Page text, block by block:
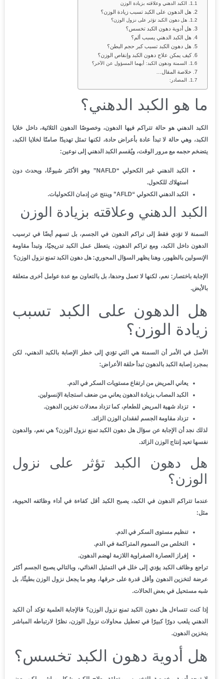
الكبد الدهني وعلاقته بزيادة الوزن
هل الدهون على الكبد تسبب زيادة الوزن؟
هل دهون الكبد تؤثر على نزول الوزن؟
هل أدوية دهون الكبد تخسس؟
هل الكبد الدهني يسبب ألم؟
هل دهون الكبد تسبب كبر حجم البطن؟
كيف يمكن علاج دهون الكبد وإنقاص الوزن؟
السمنة ودهون الكبد: أيهما المسؤول عن الآخر؟
خلاصة المقال…
المصادر:
ما هو الكبد الدهني؟
الكبد الدهني هو حالة تتراكم فيها الدهون، وخصوصًا الدهون الثلاثية، داخل خلايا
الكبد، وهي حالة لا تبدأ عادة بأعراض حادة، لكنها تمثل تهديدًا صامتًا لخلايا الكبد،
يتضخم حجمه مع مرور الوقت، ويُقسم الكبد الدهني إلى نوعين:
الكبد الدهني غير الكحولي “NAFLD” وهو الأكثر شيوعًا، ويحدث دون
استهلاك للكحول.
الكبد الدهني الكحولي “AFLD” وينتج عن إدمان الكحوليات.
الكبد الدهني وعلاقته بزيادة الوزن
السمنة لا تؤدي فقط إلى تراكم الدهون في الجسم، بل تسهم أيضًا في ترسيب
الدهون داخل الكبد، ومع تراكم الدهون، يتعطل عمل الكبد تدريجيًا، وتبدأ مقاومة
الإنسولين بالظهور، وهنا يظهر السؤال المحوري: هل دهون الكبد تمنع نزول الوزن؟
الإجابة باختصار: نعم، لكنها لا تعمل وحدها، بل بالتعاون مع عدة عوامل أخرى متعلقة
بالأيض.
هل الدهون على الكبد تسبب
زيادة الوزن؟
الأصل في الأمر أن السمنة هي التي تؤدي إلى خطر الإصابة بالكبد الدهني، لكن
بمجرد إصابة الكبد بالدهون تبدأ حلقة الأعراض:
يعاني المريض من ارتفاع مستويات السكر في الدم.
الكبد المصاب بزيادة الدهون يعاني من ضعف استجابة الإنسولين.
تزداد شهية المريض للطعام، كما تزداد معدلات تخزين الدهون.
تزداد مقاومة الجسم لفقدان الوزن الزائد.
لذلك نجد أن الإجابة عن سؤال هل دهون الكبد تمنع نزول الوزن؟ هي نعم، والدهون
نفسها تعيد إنتاج الوزن الزائد.
هل دهون الكبد تؤثر على نزول
الوزن؟
عندما تتراكم الدهون في الكبد، يصبح الكبد أقل كفاءة في أداء وظائفه الحيوية،
مثل:
تنظيم مستوى السكر في الدم.
التخلص من السموم المتراكمة في الدم.
إفراز العصارة الصفراوية اللازمة لهضم الدهون.
تراجع وظائف الكبد يؤدي إلى خلل في التمثيل الغذائي، وبالتالي يصبح الجسم أكثر
عرضة لتخزين الدهون وأقل قدرة على حرقها، وهو ما يجعل نزول الوزن بطيئًا، بل
شبه مستحيل في بعض الحالات.
إذا كنت تتساءل هل دهون الكبد تمنع نزول الوزن؟ فالإجابة العلمية تؤكد أن الكبد
الدهني يلعب دورًا كبيرًا في تعطيل محاولات نزول الوزن، نظرًا لارتباطه المباشر
بتخزين الدهون.
هل أدوية دهون الكبد تخسس؟